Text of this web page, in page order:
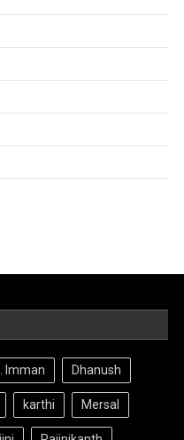
Imman Dhanush
karthi Mersal